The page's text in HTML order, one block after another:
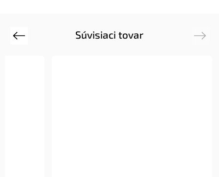
Súvisiaci tovar
Previous Next